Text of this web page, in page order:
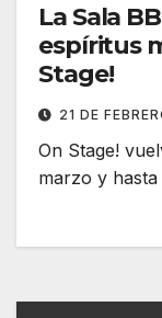
La Sala
espíritus
Stage!
21 DE
On Stage!
marzo y